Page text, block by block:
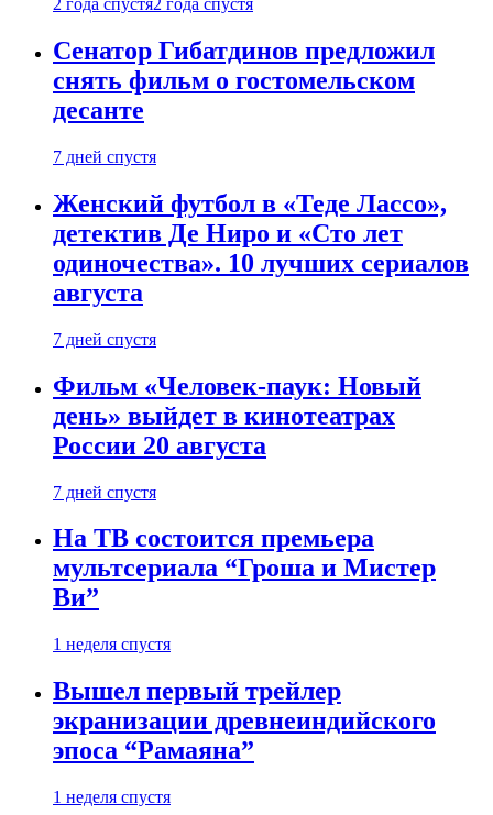
2 года спустя2 года спустя
Сенатор Гибатдинов предложил
снять фильм о гостомельском
десанте
7 дней спустя
Женский футбол в «Теде Лассо»,
детектив Де Ниро и «Сто лет
одиночества». 10 лучших сериалов
августа
7 дней спустя
Фильм «Человек-паук: Новый
день» выйдет в кинотеатрах
России 20 августа
7 дней спустя
На ТВ состоится премьера
мультсериала “Гроша и Мистер
Ви”
1 неделя спустя
Вышел первый трейлер
экранизации древнеиндийского
эпоса “Рамаяна”
1 неделя спустя